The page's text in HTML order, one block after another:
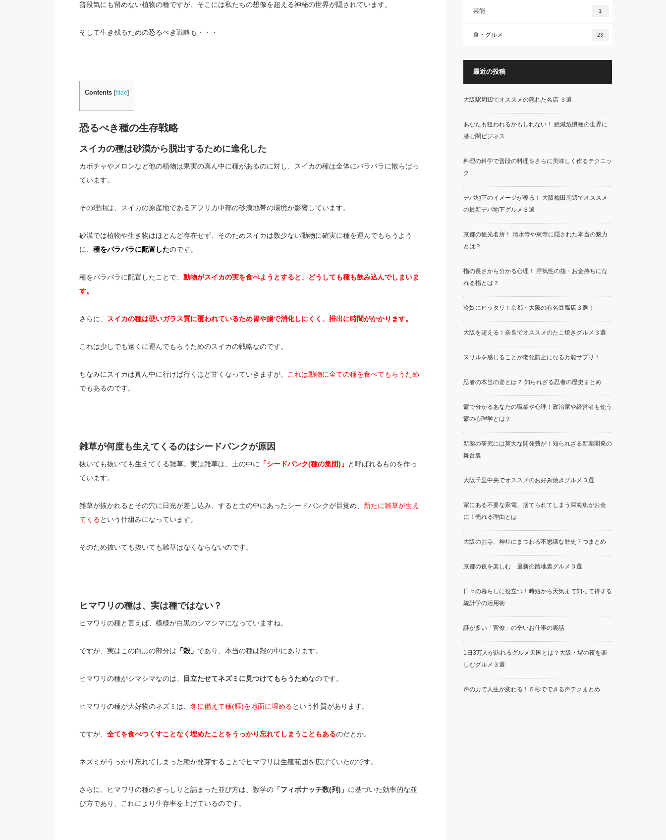
普段気にも留めない植物の種ですが、そこには私たちの想像を超える神秘の世界が隠されています。
そして生き残るための恐るべき戦略も・・・
Contents [hide]
恐るべき種の生存戦略
スイカの種は砂漠から脱出するために進化した
カボチャやメロンなど他の植物は果実の真ん中に種があるのに対し、スイカの種は全体にバラバラに散らばっ
ています。
その理由は、スイカの原産地であるアフリカ中部の砂漠地帯の環境が影響しています。
砂漠では植物や生き物はほとんど存在せず、そのためスイカは数少ない動物に確実に種を運んでもらうよう
に、 種をバラバラに配置したのです。
種をバラバラに配置したことで、 動物がスイカの実を食べようとすると、どうしても種も飲み込んでしまいま
す。
さらに、 スイカの種は硬いガラス質に覆われているため胃や腸で消化しにくく、排出に時間がかかります。
これは少しでも遠くに運んでもらうためのスイカの戦略なのです。
ちなみにスイカは真ん中に行けば行くほど甘くなっていきますが、 これは動物に全ての種を食べてもらうため
でもあるのです。
雑草が何度も生えてくるのはシードバンクが原因
抜いても抜いても生えてくる雑草。実は雑草は、土の中に 「シードバンク(種の集団)」 と呼ばれるものを作っ
ています。
雑草が抜かれるとその穴に日光が差し込み、すると土の中にあったシードバンクが目覚め、 新たに雑草が生え
てくるという仕組みになっています。
そのため抜いても抜いても雑草はなくならないのです。
ヒマワリの種は、実は種ではない？
ヒマワリの種と言えば、模様が白黒のシマシマになっていますね。
ですが、実はこの白黒の部分は 「殻」 であり、本当の種は殻の中にあります。
ヒマワリの種がシマシマなのは、 目立たせてネズミに見つけてもらうためなのです。
ヒマワリの種が大好物のネズミは、 冬に備えて種(餌)を地面に埋めるという性質があります。
ですが、 全てを食べつくすことなく埋めたことをうっかり忘れてしまうこともあるのだとか。
ネズミがうっかり忘れてしまった種が発芽することでヒマワリは生殖範囲を広げていたのです。
さらに、ヒマワリの種のぎっしりと詰まった並び方は、数学の「フィボナッチ数(列)」 に基づいた効率的な並
び方であり、これにより生存率を上げているのです。
芸能 1
食・グルメ 23
最近の投稿
大阪駅周辺でオススメの隠れた名店 ３選
あなたも狙われるかもしれない！ 絶滅危惧種の世界に
潜む闇ビジネス
料理の科学で普段の料理をさらに美味しく作るテクニッ
ク
デパ地下のイメージが覆る！ 大阪梅田周辺でオススメ
の最新デパ地下グルメ３選
京都の観光名所！ 清水寺や東寺に隠された本当の魅力
とは？
指の長さから分かる心理！ 浮気性の指・お金持ちにな
れる指とは？
冷奴にピッタリ！京都・大阪の有名豆腐店３選！
大阪を超える！奈良でオススメのたこ焼きグルメ３選
スリルを感じることが老化防止になる万能サプリ！
忍者の本当の姿とは？ 知られざる忍者の歴史まとめ
癖で分かるあなたの職業や心理！政治家や経営者も使う
癖の心理学とは？
新薬の研究には莫大な開発費が！知られざる新薬開発の
舞台裏
大阪千里中央でオススメのお好み焼きグルメ３選
家にある不要な家電、捨てられてしまう深海魚がお金
に！売れる理由とは
大阪のお寺、神社にまつわる不思議な歴史７つまとめ
京都の夜を楽しむ 最新の路地裏グルメ３選
日々の暮らしに役立つ！時短から天気まで知って得する
統計学の活用術
謎が多い「官僚」の辛いお仕事の裏話
1日3万人が訪れるグルメ天国とは？大阪・堺の夜を楽
しむグルメ３選
声の力で人生が変わる！５秒でできる声テクまとめ